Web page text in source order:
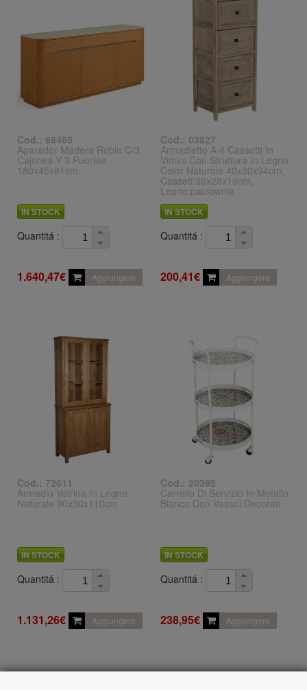
Cod.: 68465
Aparador Madera Roble C/3
Cajones Y 3 Puertas
180x45x81cm
IN STOCK
Quantitá :
1.640,47€ Aggiungere
Cod.: 03827
Armadietto A 4 Cassetti In
Vimini Con Struttura In Legno
Color Naturale 40x30x94cm,
Casseti:36x28x19cm,
Legno:paulownia
IN STOCK
Quantitá :
200,41€ Aggiungere
Cod.: 72611
Armadio Vetrina In Legno
Naturale 90x30x110cm
IN STOCK
Quantitá :
1.131,26€ Aggiungere
Cod.: 20395
Carrello Di Servizio In Metallo
Bianco Con Vassoi Decorati
IN STOCK
Quantitá :
238,95€ Aggiungere